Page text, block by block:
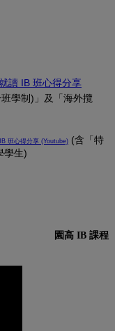
讀 IB 班心得分享
學制)」及「海外攬
班心得分享 (Youtube) (另開新視窗)
(含「特
學生)
校長）
園高 IB 課程